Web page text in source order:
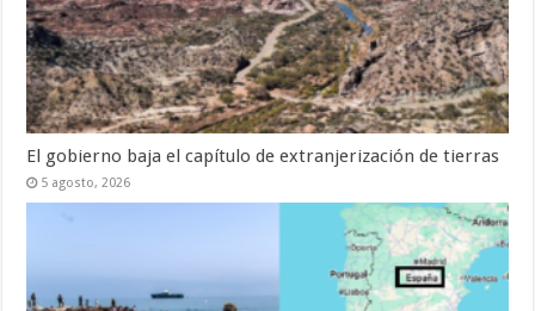
El gobierno baja el capítulo de extranjerización de tierras
5 agosto, 2026